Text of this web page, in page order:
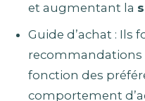
et augmentant la
Guide d’achat : Ils
recommandations
fonction des
comportement